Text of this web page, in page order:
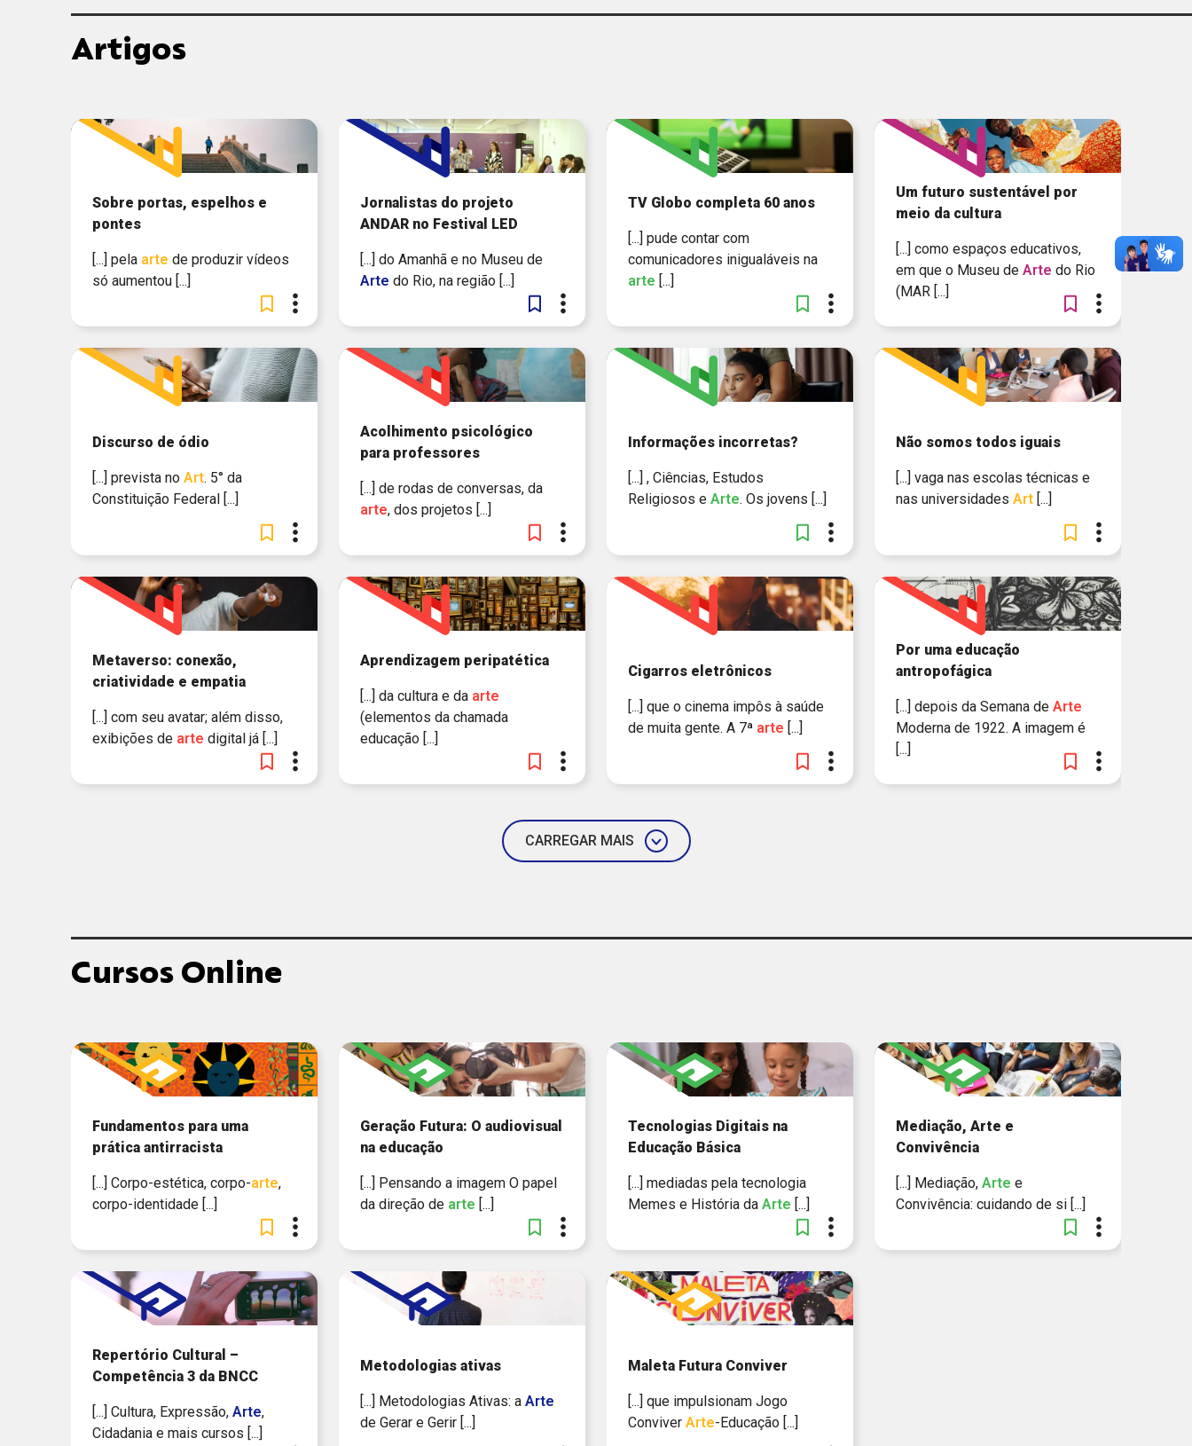
Artigos
Sobre portas, espelhos e
pontes
[...] pela arte de produzir vídeos
só aumentou [...]
Jornalistas do projeto
ANDAR no Festival LED
[...] do Amanhã e no Museu de
Arte do Rio, na região [...]
TV Globo completa 60 anos
[...] pude contar com
comunicadores inigualáveis na
arte [...]
Um futuro sustentável por
meio da cultura
[...] como espaços educativos,
em que o Museu de Arte do Rio
(MAR [...]
Discurso de ódio
[...] prevista no Art. 5° da
Constituição Federal [...]
Acolhimento psicológico
para professores
[...] de rodas de conversas, da
arte, dos projetos [...]
Informações incorretas?
[...] , Ciências, Estudos
Religiosos e Arte. Os jovens [...]
Não somos todos iguais
[...] vaga nas escolas técnicas e
nas universidades Art[...]
Metaverso: conexão,
criatividade e empatia
[...] com seu avatar; além disso,
exibições de arte digital já [...]
Aprendizagem peripatética
[...] da cultura e da arte
(elementos da chamada
educação [...]
Cigarros eletrônicos
[...] que o cinema impôs à saúde
de muita gente. A 7ª arte [...]
Por uma educação
antropofágica
[...] depois da Semana de Arte
Moderna de 1922. A imagem é
[...]
CARREGAR MAIS
Cursos Online
Fundamentos para uma
prática antirracista
[...] Corpo-estética, corpo-arte,
corpo-identidade [...]
Geração Futura: O audiovisual
na educação
[...] Pensando a imagem O papel
da direção de arte [...]
Tecnologias Digitais na
Educação Básica
[...] mediadas pela tecnologia
Memes e História da Arte [...]
Mediação, Arte e
Convivência
[...] Mediação, Arte e
Convivência: cuidando de si [...]
Repertório Cultural –
Competência 3 da BNCC
[...] Cultura, Expressão, Arte,
Cidadania e mais cursos [...]
Metodologias ativas
[...] Metodologias Ativas: a Arte
de Gerar e Gerir [...]
Maleta Futura Conviver
[...] que impulsionam Jogo
Conviver Arte-Educação [...]